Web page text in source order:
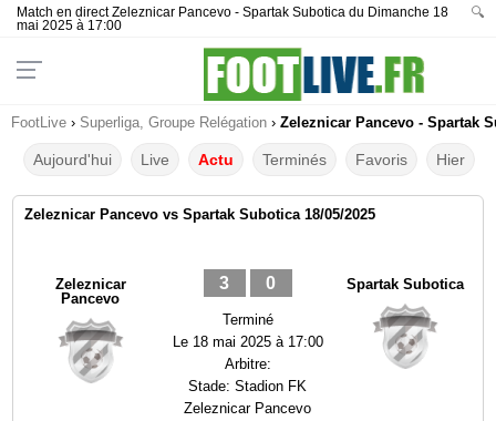
Match en direct Zeleznicar Pancevo - Spartak Subotica du Dimanche 18
mai 2025 à 17:00
🔍
FootLive › Superliga, Groupe Relégation › Zeleznicar Pancevo - Spartak
Aujourd'hui Live Actu Terminés Favoris Hier
Zeleznicar Pancevo vs Spartak Subotica 18/05/2025
Zeleznicar
Pancevo
3 0
Terminé
Le 18 mai 2025 à 17:00
Arbitre:
Stade:Stadion FK
Zeleznicar Pancevo
Spartak Subotica